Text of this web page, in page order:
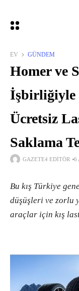
EV GÜNDEM
Homer ve
İşbirliğiyle
Ücretsiz
Saklama
GAZETE4 EDITÖR
Bu kış Türkiye
düşüşleri ve zorlu
araçlar için kış